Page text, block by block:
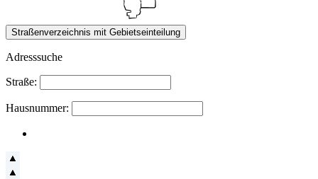
Adresssuche
Straße:
Hausnummer: